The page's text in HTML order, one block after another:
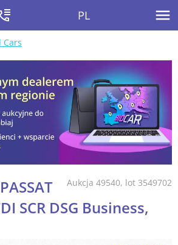
PL
Cars
Aukcja 49540, lot 3549702
SCR DSG Business,